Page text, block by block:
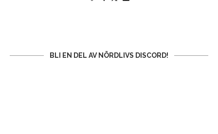
BLI EN DEL AV NÖRDLIVS DISCORD!